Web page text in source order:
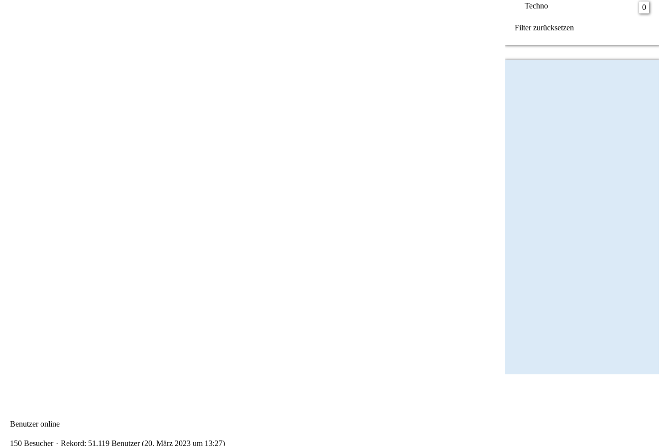
Techno 0
Filter zurücksetzen
Benutzer online
150 Besucher Rekord: 51.119 Benutzer (20. März 2023 um 13:27)